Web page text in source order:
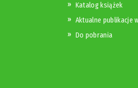
Katalog książek
Aktualne publikacje
Do pobrania